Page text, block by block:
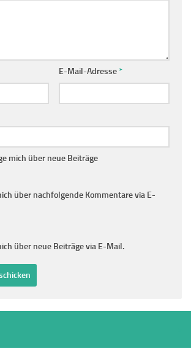
E-Mail-Adresse*
mich über neue Beiträge
über nachfolgende Kommentare via E-
über neue Beiträge via E-Mail.